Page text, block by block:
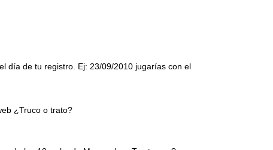
día de tu registro. Ej: 23/09/2010 jugarías con el
¿Truco o trato?